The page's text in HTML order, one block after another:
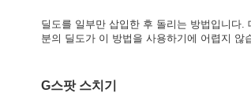
딜도를 일부만 삽입한 후 돌리는 방법입니다
분의 딜도가 이 방법을 사용하기에 어렵지 않
G스팟 스치기